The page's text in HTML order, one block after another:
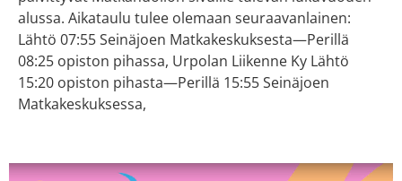
alussa. Aikataulu tulee olemaan seuraavanlainen:
Lähtö 07:55 Seinäjoen Matkakeskuksesta—Perillä
08:25 opiston pihassa, Urpolan Liikenne Ky Lähtö
15:20 opiston pihasta—Perillä 15:55 Seinäjoen
Matkakeskuksessa,